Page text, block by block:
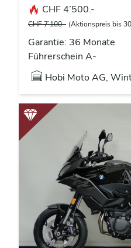
CHF 4’500.-
CHF 7’100.- (Aktionspreis bis
Garantie: 36 Monate
Führerschein A-
Hobi Moto AG,